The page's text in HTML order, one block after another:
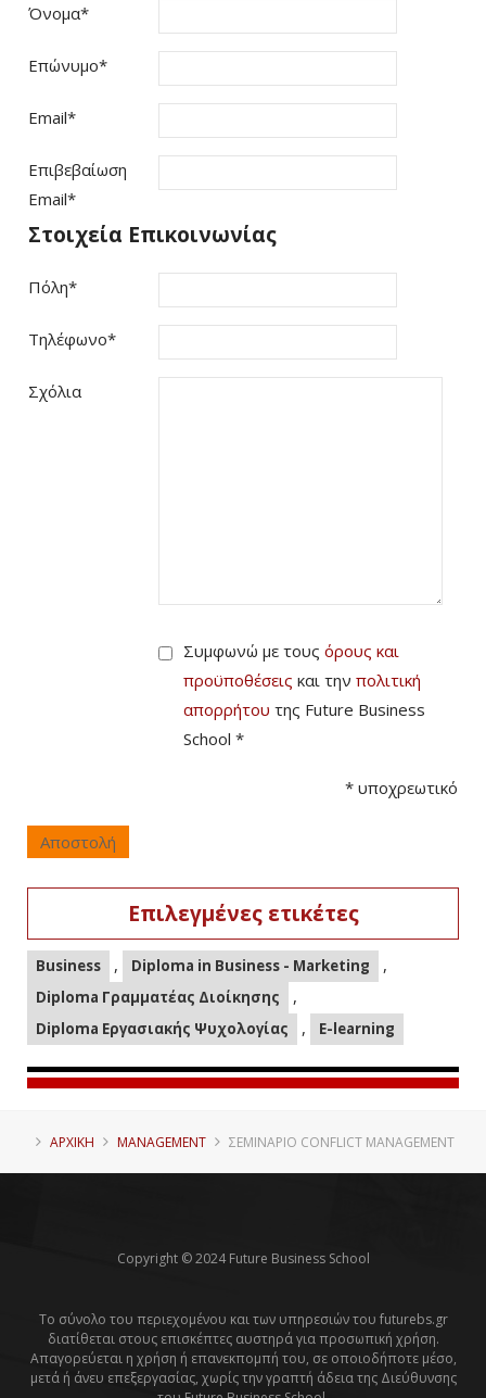
Όνομα*
Επώνυμο*
Email*
Επιβεβαίωση
Email*
Στοιχεία Επικοινωνίας
Πόλη*
Τηλέφωνο*
Σχόλια
Συμφωνώ με τους όρους και
προϋποθέσεις και την πολιτική
απορρήτου της Future Business
School *
* υποχρεωτικό
Αποστολή
Επιλεγμένες ετικέτες
Business , Diploma in Business - Marketing ,
Diploma Γραμματέας Διοίκησης ,
Diploma Εργασιακής Ψυχολογίας , E-learning
ΑΡΧΙΚΗ MANAGEMENT ΣΕΜΙΝΆΡΙΟ CONFLICT MANAGEMENT
Copyright © 2024 Future Business School
Το σύνολο του περιεχομένου και των υπηρεσιών του futurebs.gr
διατίθεται στους επισκέπτες αυστηρά για προσωπική χρήση.
Απαγορεύεται η χρήση ή επανεκπομπή του, σε οποιοδήποτε μέσο,
μετά ή άνευ επεξεργασίας, χωρίς την γραπτή άδεια της Διεύθυνσης